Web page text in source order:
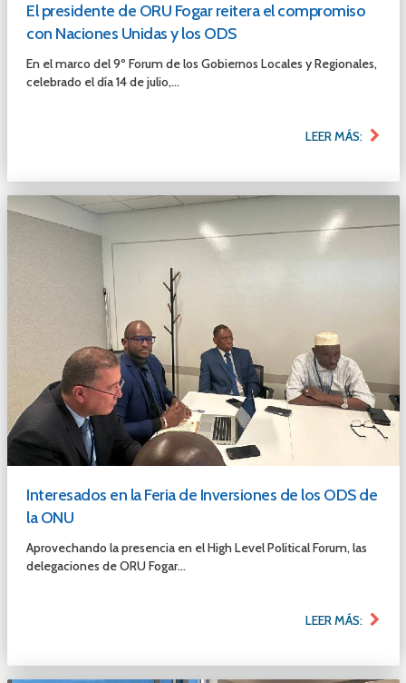
El presidente de ORU Fogar reitera el compromiso
con Naciones Unidas y los ODS
En el marco del 9º Forum de los Gobiernos Locales y Regionales,
celebrado el día 14 de julio,...
LEER MÁS:
Interesados en la Feria de Inversiones de los ODS de
la ONU
Aprovechando la presencia en el High Level Political Forum, las
delegaciones de ORU Fogar...
LEER MÁS: